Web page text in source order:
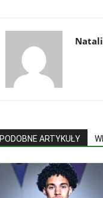
PODOBNE ARTYKUŁY